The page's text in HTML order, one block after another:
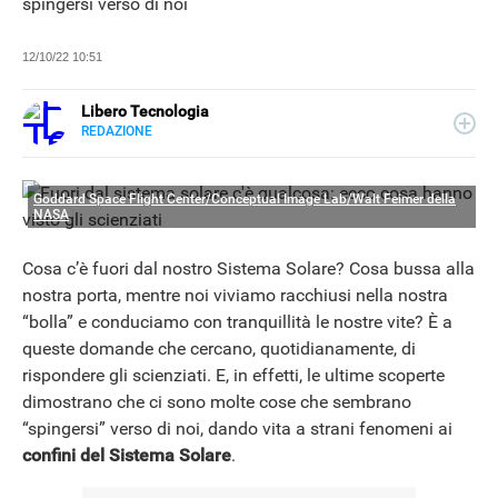
12/10/22 10:51
Libero Tecnologia
REDAZIONE
tutorial, per un pubblico di principianti e di esperti, di
utenti privati, di PMI e professionisti. Qui trovate i nostri
Goddard Space Flight Center/Conceptual Image Lab/Walt Feimer della
NASA
Cosa c’è fuori dal nostro Sistema Solare? Cosa bussa alla
nostra porta, mentre noi viviamo racchiusi nella nostra
“bolla” e conduciamo con tranquillità le nostre vite? È a
queste domande che cercano, quotidianamente, di
rispondere gli scienziati. E, in effetti, le ultime scoperte
dimostrano che ci sono molte cose che sembrano
“spingersi” verso di noi, dando vita a strani fenomeni ai
confini del Sistema Solare.